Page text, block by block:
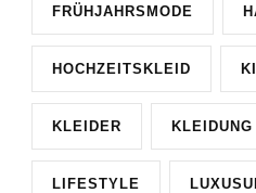
FRÜHJAHRSMODE
HOCHZEITSKLEID
KLEIDER KLEIDUNG
LIFESTYLE